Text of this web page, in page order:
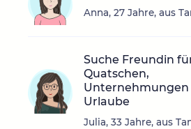
Anna, 27 Jahre, aus
Suche Freundin
Quatschen,
Unternehmungen
Urlaube
Julia, 33 Jahre, aus